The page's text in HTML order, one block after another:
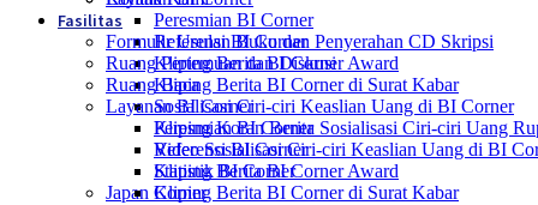
Peresmian BI Corner
Referensi BI Corner
Kliping Berita BI Corner Award
Kliping Berita BI Corner di Surat Kabar
Sosialisasi Ciri-ciri Keaslian Uang di BI Corner
Kliping Koran Berita Sosialisasi Ciri-ciri Uang
Video Sosialisasi Ciri-ciri Keaslian Uang di BI
Statistik BI Corner
Japan Corner
Fasilitas
Formulir Usulan Buku dan Penyerahan CD Skripsi
Ruang Pertemuan dan Diskusi
Ruang Baca
Layanan BI Corner
Peresmian BI Corner
Referensi BI Corner
Kliping Berita BI Corner Award
Kliping Berita BI Corner di Surat Kabar